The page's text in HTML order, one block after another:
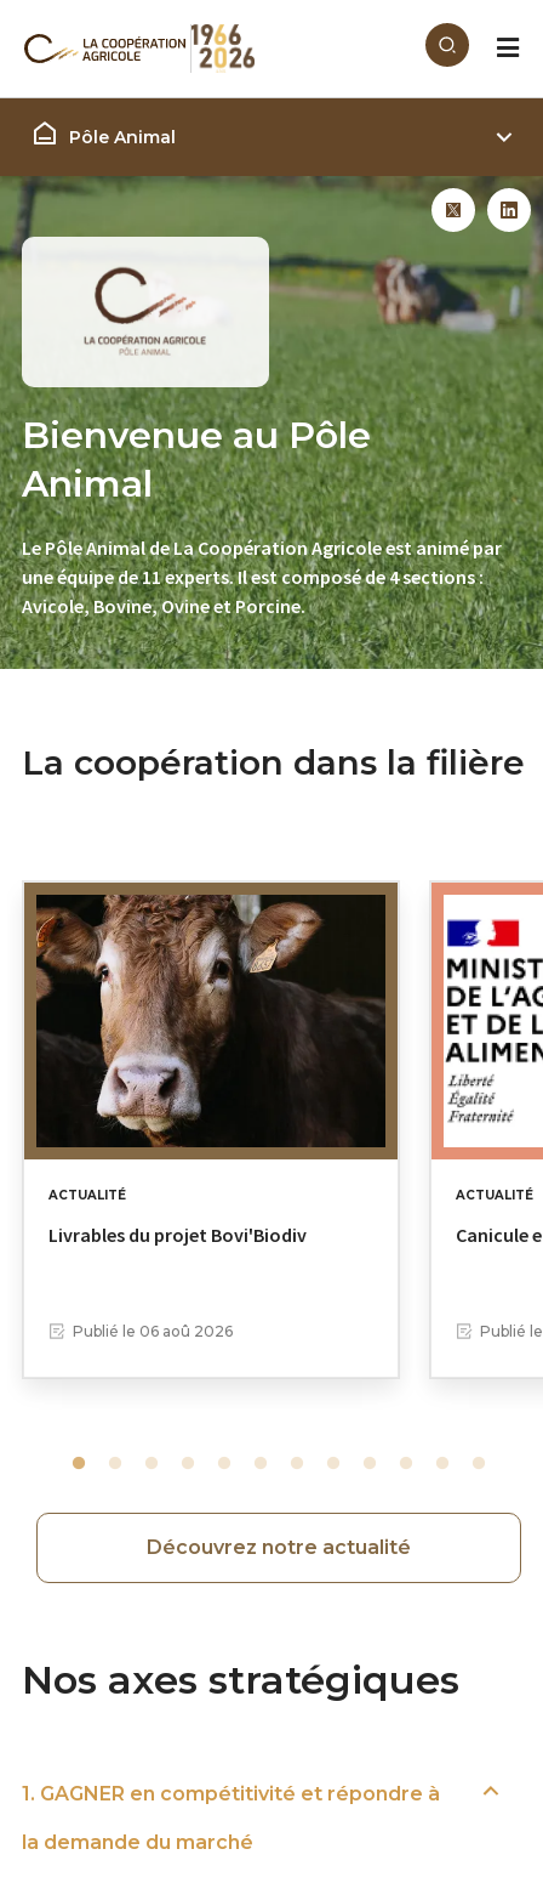
Filière Animal
Pôle Animal
Bienvenue au Pôle
Animal
Le Pôle Animal de La Coopération Agricole est animé par
une équipe de 11 experts. Il est composé de 4 sections :
Avicole, Bovine, Ovine et Porcine.
La coopération dans la filière
ACTUALITÉ
Livrables du projet Bovi'Biodiv
Publié le 06 aoû 2026
ACTUALITÉ
Canicule
Publié
Découvrez notre actualité
Nos axes stratégiques
1. GAGNER en compétitivité et répondre à
la demande du marché